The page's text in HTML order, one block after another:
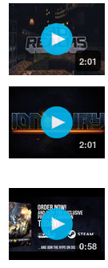
2:01
2:01
0:58